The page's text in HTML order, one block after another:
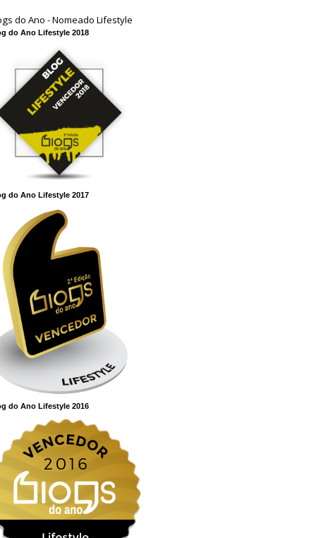
do Ano - Nomeado Lifestyle
do Ano Lifestyle 2018
do Ano Lifestyle 2017
do Ano Lifestyle 2016